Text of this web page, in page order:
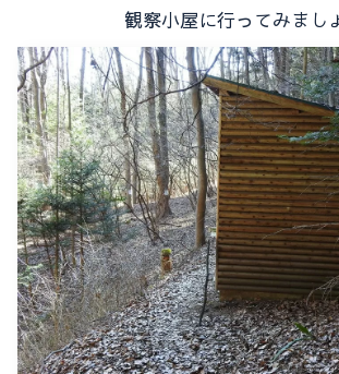
観察小屋に行ってみまし